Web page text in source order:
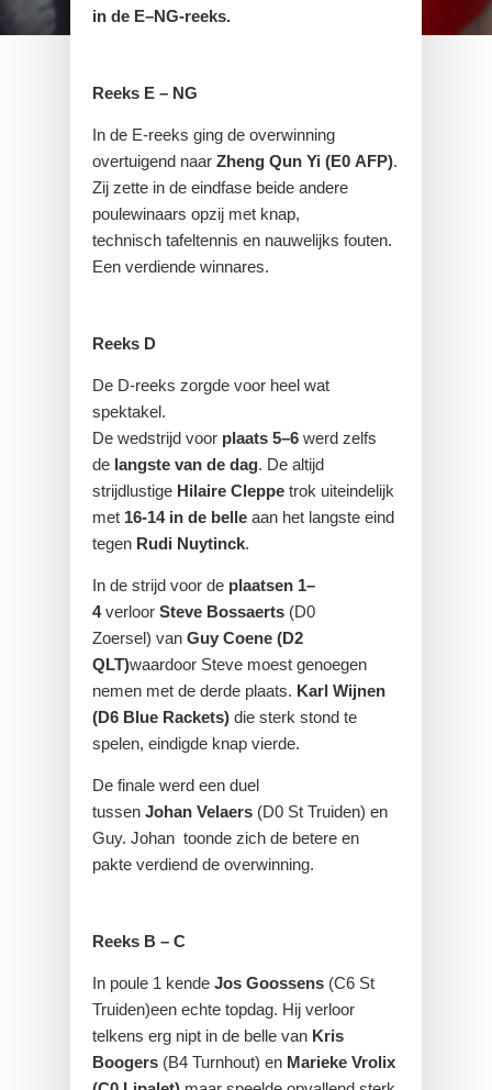
in de E–NG-reeks.
Reeks E – NG
In de E-reeks ging de overwinning
overtuigend naar Zheng Qun Yi (E0 AFP).
Zij zette in de eindfase beide andere
poulewinaars opzij met knap,
technisch tafeltennis en nauwelijks fouten.
Een verdiende winnares.
Reeks D
De D-reeks zorgde voor heel wat
spektakel.
De wedstrijd voor plaats 5–6 werd zelfs
de langste van de dag. De altijd
strijdlustige Hilaire Cleppe trok uiteindelijk
met 16-14 in de belle aan het langste eind
tegen Rudi Nuytinck.
In de strijd voor de plaatsen 1–
4verloor Steve Bossaerts (D0
Zoersel) van Guy Coene (D2
QLT)waardoor Steve moest genoegen
nemen met de derde plaats. Karl Wijnen
(D6 Blue Rackets) die sterk stond te
spelen, eindigde knap vierde.
De finale werd een duel
tussen Johan Velaers (D0 St Truiden) en
Guy. Johan toonde zich de betere en
pakte verdiend de overwinning.
Reeks B – C
In poule 1 kende Jos Goossens (C6 St
Truiden)een echte topdag. Hij verloor
telkens erg nipt in de belle van Kris
Boogers (B4 Turnhout) en Marieke Vrolix